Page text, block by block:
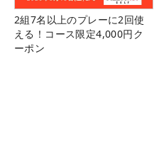
2組7名以上のプレーに2回使
える！コース限定4,000円ク
ーポン